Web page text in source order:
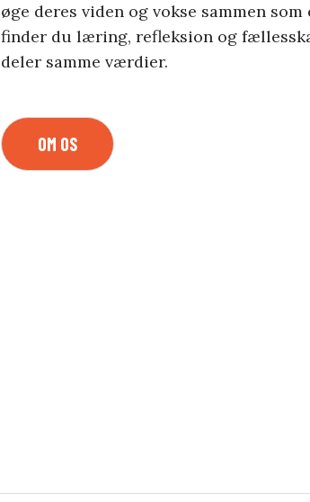
øge deres viden og vokse sammen som
finder du læring, refleksion og
deler samme værdier.
OM OS